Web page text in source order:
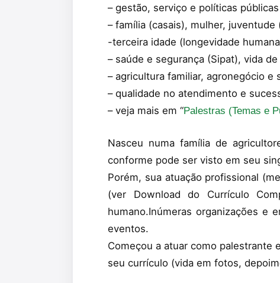
– gestão, serviço e políticas
– família (casais), mulher, juventude
-terceira idade (longevidade
– saúde e segurança (Sipat), vida
– agricultura familiar, agronegócio e
– qualidade no atendimento e
– veja mais em “Palestras (Temas e
Nasceu numa família de
conforme pode ser visto em seu
Porém, sua atuação profissional
(ver Download do Currículo
humano.Inúmeras organizações e
eventos.
Começou a atuar como
seu currículo (vida em fotos,